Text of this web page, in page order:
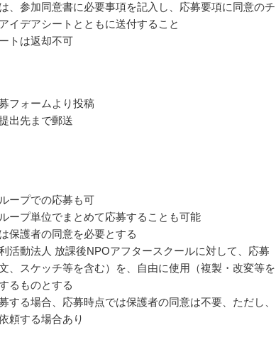
、参加同意書に必要事項を記入し、応募要項に同意のチ
イデアシートとともに送付すること
トは返却不可
フォームより投稿
出先まで郵送
ープでの応募も可
ープ単位でまとめて応募することも可能
保護者の同意を必要とする
活動法人 放課後NPOアフタースクールに対して、応募
、スケッチ等を含む）を、自由に使用（複製・改変等を
るものとする
する場合、応募時点では保護者の同意は不要、ただし、
頼する場合あり